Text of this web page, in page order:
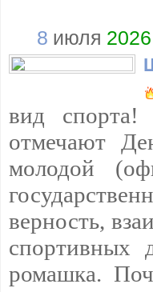
8 июля 2026
вид спорта!
отмечают
молодой
верность,
спортивных
ромашка.